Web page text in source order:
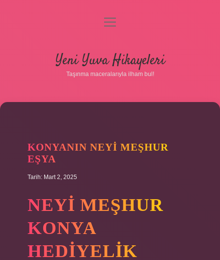
Gizlilik Politikası
Hakkımızda
menüyü
Yeni Yuva Hikayeleri
Taşınma maceralarıyla ilham bul!
KONYANIN NEYI MEŞHUR
EŞYA
Tarih: Mart 2, 2025
NEYI MEŞHUR
KONYA
HEDIYELIK